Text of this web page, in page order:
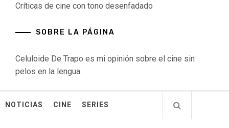
Críticas de cine con tono desenfadado
SOBRE LA PÁGINA
Celuloide De Trapo es mi opinión sobre el cine sin
pelos en la lengua.
NOTICIAS CINE SERIES